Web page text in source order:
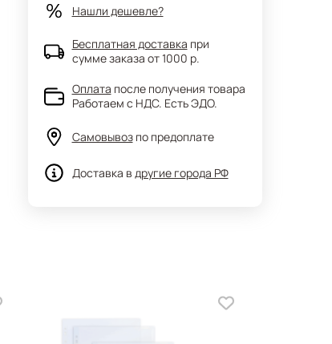
Нашли дешевле?
Бесплатная доставка при
сумме заказа от 1000 р.
Оплата после получения товара
Работаем с НДС. Есть ЭДО.
Самовывоз по предоплате
Доставка в другие города РФ